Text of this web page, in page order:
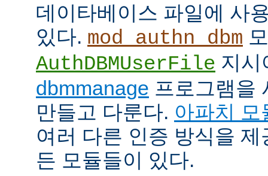
데이타베이스 파일에 사
있다. mod_authn_dbm
AuthDBMUserFile 지시
dbmmanage 프로그램을
만들고 다룬다. 아파치
여러 다른 인증 방식을
든 모듈들이 있다.